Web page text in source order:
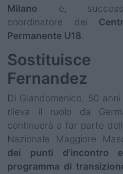
Milano e,
coordinatore dei
Permanente U18.
Fernandez
Di Giandomenico, 50
rileva il ruolo da
continuerà a far parte
Nazionale Maggiore
dei punti d’incontro
programma di